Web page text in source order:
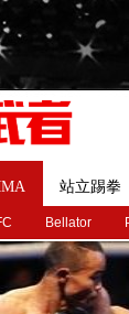
Bellator
站立踢拳